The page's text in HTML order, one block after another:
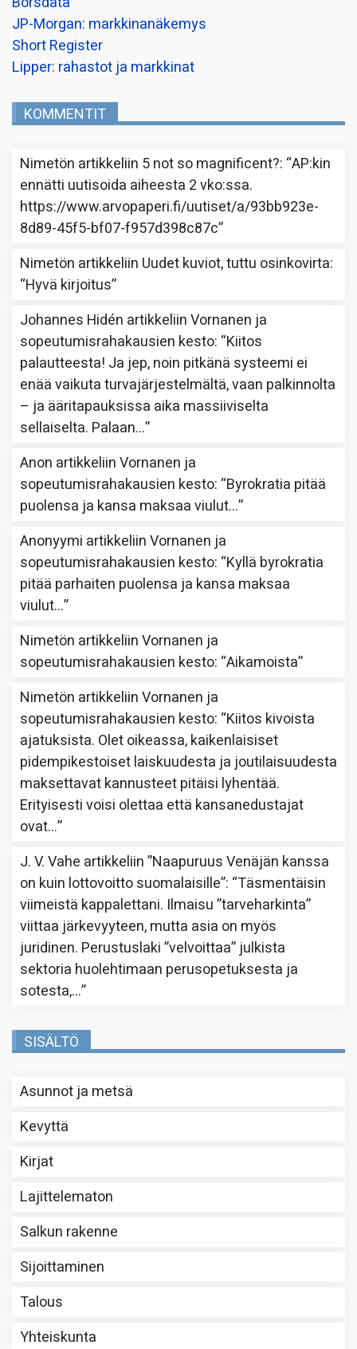
JP-Morgan: markkinanäkemys
Short Register
Lipper: rahastot ja markkinat
KOMMENTIT
Nimetön artikkeliin 5 not so magnificent?: “AP:kin
ennätti uutisoida aiheesta 2 vko:ssa.
https://www.arvopaperi.fi/uutiset/a/93bb923e-
8d89-45f5-bf07-f957d398c87c”
Nimetön artikkeliin Uudet kuviot, tuttu osinkovirta:
“Hyvä kirjoitus”
Johannes Hidén artikkeliinVornanen ja
sopeutumisrahakausien kesto: “Kiitos
palautteesta! Ja jep, noin pitkänä systeemi ei
enää vaikuta turvajärjestelmältä, vaan palkinnolta
– ja ääritapauksissa aika massiiviselta
sellaiselta. Palaan…”
Anon artikkeliinVornanen ja
sopeutumisrahakausien kesto: “Byrokratia pitää
puolensa ja kansa maksaa viulut…”
Anonyymi artikkeliinVornanen ja
sopeutumisrahakausien kesto: “Kyllä byrokratia
pitää parhaiten puolensa ja kansa maksaa
viulut…”
Nimetön artikkeliinVornanen ja
sopeutumisrahakausien kesto: “Aikamoista”
Nimetön artikkeliinVornanen ja
sopeutumisrahakausien kesto: “Kiitos kivoista
ajatuksista. Olet oikeassa, kaikenlaisiset
pidempikestoiset laiskuudesta ja joutilaisuudesta
maksettavat kannusteet pitäisi lyhentää.
Erityisesti voisi olettaa että kansanedustajat
ovat…”
J. V. Vahe artikkeliin”Naapuruus Venäjän kanssa
on kuin lottovoitto suomalaisille”: “Täsmentäisin
viimeistä kappalettani. Ilmaisu ”tarveharkinta”
viittaa järkevyyteen, mutta asia on myös
juridinen. Perustuslaki ”velvoittaa” julkista
sektoria huolehtimaan perusopetuksesta ja
sotesta,…”
SISÄLTÖ
Asunnot ja metsä
Kevyttä
Kirjat
Lajittelematon
Salkun rakenne
Sijoittaminen
Talous
Yhteiskunta